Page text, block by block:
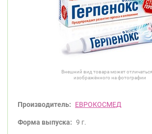
Внешний вид товара может
изображённого на фотографии
Производитель: ЕВРОКОСМЕД
Форма выпуска: 9 г.